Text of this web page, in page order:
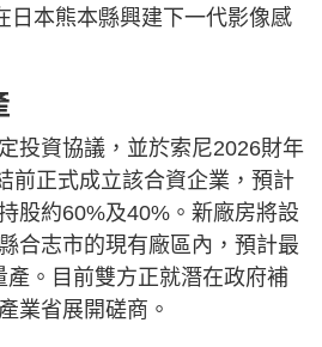
日本熊本縣興建下一代影像感
投資協議，並於索尼2026財年
前正式成立該合資企業，預計
股約60%及40%。新廠房將設
合志市的現有廠區內，預計最
。目前雙方正就潛在政府補
業省展開磋商。